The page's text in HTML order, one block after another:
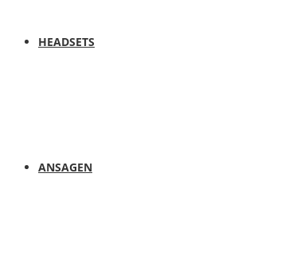
HEADSETS
ANSAGEN